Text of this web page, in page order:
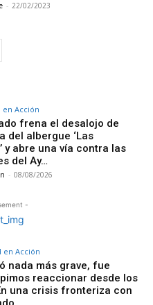
- 22/02/2023
en Acción
frena el desalojo de
del albergue ‘Las
y abre una vía contra las
del Ay…
- 08/08/2026
-
en Acción
nada más grave, fue
reaccionar desde los
una crisis fronteriza con